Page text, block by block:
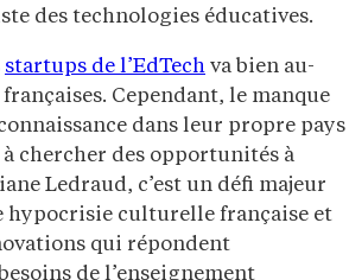
des technologies éducatives.
startups de l’EdTech va bien au-
Cependant, le manque
dans leur propre pays
à chercher des opportunités à
Ledraud, c’est un défi majeur
hypocrisie culturelle française et
qui répondent
de l’enseignement